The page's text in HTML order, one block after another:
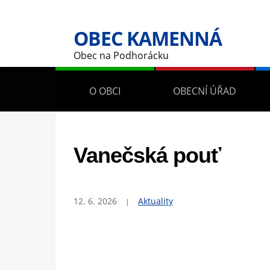
OBEC KAMENNÁ
Obec na Podhorácku
O OBCI OBECNÍ ÚŘAD
Vanečská pouť
12. 6. 2026 Aktuality